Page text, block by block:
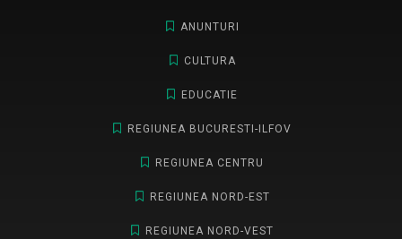
ANUNTURI
CULTURA
EDUCATIE
REGIUNEA BUCURESTI-ILFOV
REGIUNEA CENTRU
REGIUNEA NORD-EST
REGIUNEA NORD-VEST